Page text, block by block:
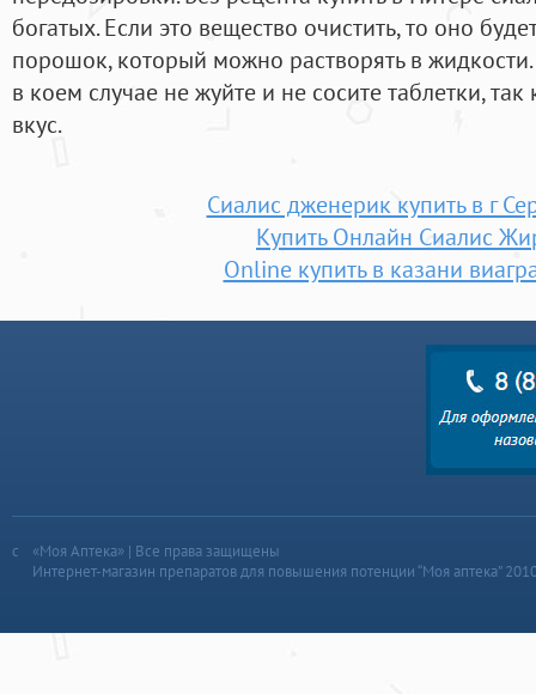
богатых. Если это вещество очистить, то оно
порошок, который можно растворять в
в коем случае не жуйте и не сосите таблетки,
вкус.
Сиалис дженерик купить в г
Купить Онлайн Сиалис
Online купить в казани
«Моя Аптека» | Все права защищены
Интернет-магазин препаратов для повышения потенции “Моя аптека”